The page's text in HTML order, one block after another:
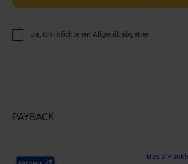
Ja, ich möchte ein Altgerät abgeben.
PAYBACK
Payback Punkte